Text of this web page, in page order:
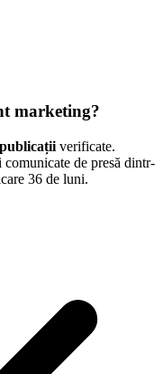
marketing?
verificate.
de presă dintr-
36 de luni.